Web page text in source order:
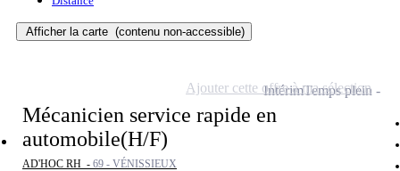
Afficher la carte (contenu non-accessible)
Mécanicien service rapide en
automobile(H/F)
AD'HOC RH - 69 - VÉNISSIEUX
IntérimTemps plein
Ajouter cette offre à ma sélection